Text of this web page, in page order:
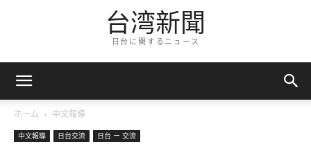
台湾新聞
日台に関するニュース
ホーム 中文報導
中文報導 日台交流 日台 ー 交流